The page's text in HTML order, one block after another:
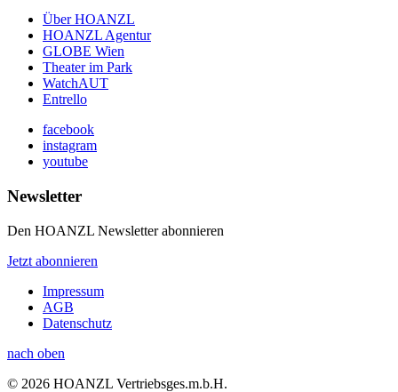
Über HOANZL
HOANZL Agentur
GLOBE Wien
Theater im Park
WatchAUT
Entrello
facebook
instagram
youtube
Newsletter
Den HOANZL Newsletter abonnieren
Jetzt abonnieren
Impressum
AGB
Datenschutz
nach oben
© 2026 HOANZL Vertriebsges.m.b.H.